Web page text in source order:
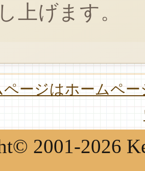
上げます。
ージはホームペ
2001-2026